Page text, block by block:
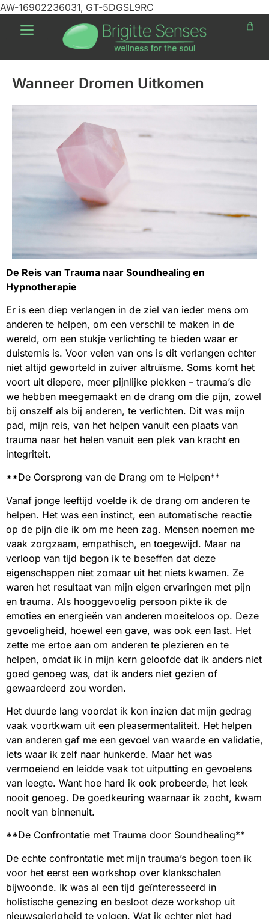
AW-16902236031, GT-5DGSL9RC
Wanneer Dromen Uitkomen
De Reis van Trauma naar Soundhealing en
Hypnotherapie
Er is een diep verlangen in de ziel van ieder mens om
anderen te helpen, om een verschil te maken in de
wereld, om een stukje verlichting te bieden waar er
duisternis is. Voor velen van ons is dit verlangen echter
niet altijd geworteld in zuiver altruïsme. Soms komt het
voort uit diepere, meer pijnlijke plekken – trauma’s die
we hebben meegemaakt en de drang om die pijn, zowel
bij onszelf als bij anderen, te verlichten. Dit was mijn
pad, mijn reis, van het helpen vanuit een plaats van
trauma naar het helen vanuit een plek van kracht en
integriteit.
**De Oorsprong van de Drang om te Helpen**
Vanaf jonge leeftijd voelde ik de drang om anderen te
helpen. Het was een instinct, een automatische reactie
op de pijn die ik om me heen zag. Mensen noemen me
vaak zorgzaam, empathisch, en toegewijd. Maar na
verloop van tijd begon ik te beseffen dat deze
eigenschappen niet zomaar uit het niets kwamen. Ze
waren het resultaat van mijn eigen ervaringen met pijn
en trauma. Als hooggevoelig persoon pikte ik de
emoties en energieën van anderen moeiteloos op. Deze
gevoeligheid, hoewel een gave, was ook een last. Het
zette me ertoe aan om anderen te plezieren en te
helpen, omdat ik in mijn kern geloofde dat ik anders niet
goed genoeg was, dat ik anders niet gezien of
gewaardeerd zou worden.
Het duurde lang voordat ik kon inzien dat mijn gedrag
vaak voortkwam uit een pleasermentaliteit. Het helpen
van anderen gaf me een gevoel van waarde en validatie,
iets waar ik zelf naar hunkerde. Maar het was
vermoeiend en leidde vaak tot uitputting en gevoelens
van leegte. Want hoe hard ik ook probeerde, het leek
nooit genoeg. De goedkeuring waarnaar ik zocht, kwam
nooit van binnenuit.
**De Confrontatie met Trauma door Soundhealing**
De echte confrontatie met mijn trauma’s begon toen ik
voor het eerst een workshop over klankschalen
bijwoonde. Ik was al een tijd geïnteresseerd in
holistische genezing en besloot deze workshop uit
nieuwsgierigheid te volgen. Wat ik echter niet had